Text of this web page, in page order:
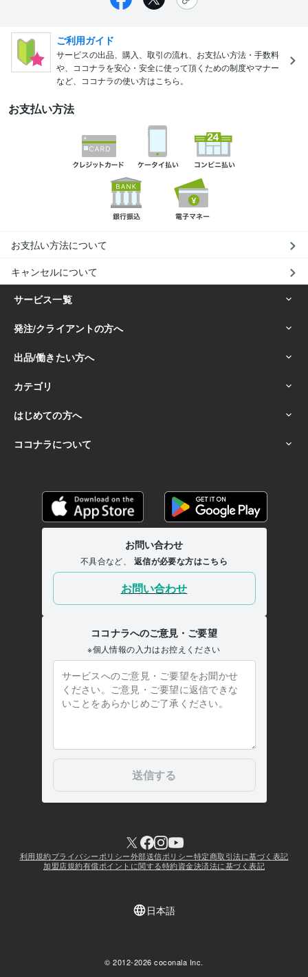
ご利用ガイド
サービスの出品、購入、取引の流れ、お支払い方法・手数料
や、ココナラを安心・安全に使って頂くための制度やマナー
など、ココナラの使い方はこちら。
お支払い方法
お支払い方法について
キャンセルについて